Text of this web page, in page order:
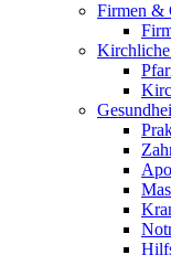
Firmen &